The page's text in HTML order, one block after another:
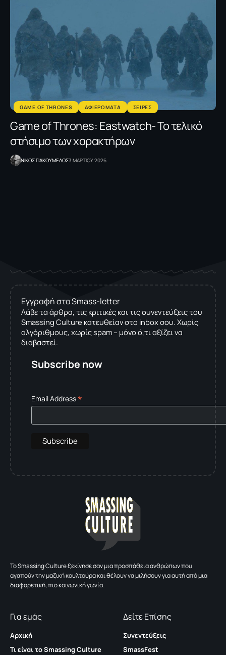
GAME OF THRONES ΑΦΙΕΡΩΜΑΤΑ ΣΕΙΡΕΣ
Game of Thrones: Eastwatch- Το τελικό
στήσιμο των χαρακτήρων
NΙΚΟΣ ΓΙΑΚΟΥΜΕΛΟΣ3 ΜΑΡΤΙΟΥ 2026
Εγγραφή στο Smass-letter
Λάβε τα άρθρα, τις κριτικές και τις συνεντεύξεις του
Smassing Culture κατευθείαν στο inbox σου. Χωρίς
αλγόριθμους, χωρίς spam – μόνο ό,τι αξίζει να
διαβαστεί.
Subscribe now
Email Address*
To Smassing Culture ξεκίνησε σαν μια προσπάθεια ανθρώπων που
αγαπούν την μαζική κουλτούρα και θέλουν να μιλήσουν για αυτή από μια
διαφορετική, πιο κοινωνική γωνία.
Για εμάς
Αρχική
Τι είναι το Smassing Culture
Δείτε Επίσης
Συνεντεύξεις
SmassFest